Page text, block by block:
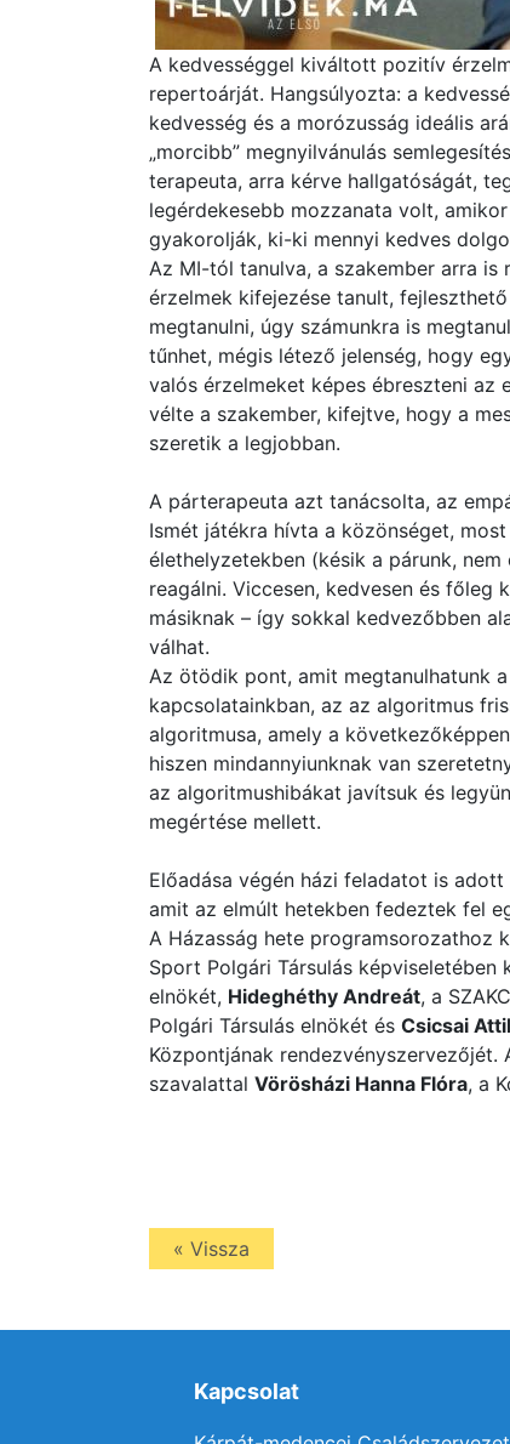
A kedvességgel kiváltott pozitív
repertoárját. Hangsúlyozta: a
kedvesség és a morózusság ideális
„morcibb” megnyilvánulás
terapeuta, arra kérve hallgatóságát,
legérdekesebb mozzanata volt,
gyakorolják, ki-ki mennyi kedves
Az MI-tól tanulva, a szakember arra
érzelmek kifejezése tanult,
megtanulni, úgy számunkra is
tűnhet, mégis létező jelenség, hogy
valós érzelmeket képes ébreszteni az
vélte a szakember, kifejtve, hogy a
szeretik a legjobban.
A párterapeuta azt tanácsolta, az
Ismét játékra hívta a közönséget,
élethelyzetekben (késik a párunk,
reagálni. Viccesen, kedvesen és főleg
másiknak – így sokkal kedvezőbben
válhat.
Az ötödik pont, amit megtanulhatunk
kapcsolatainkban, az az algoritmus
algoritmusa, amely a
hiszen mindannyiunknak van
az algoritmushibákat javítsuk és
megértése mellett.
Előadása végén házi feladatot is
amit az elmúlt hetekben fedeztek fel
A Házasság hete programsorozathoz
Sport Polgári Társulás
elnökét, Hideghéthy Andreát, a
Polgári Társulás elnökét és Csicsai
Központjának
szavalattal Vörösházi Hanna Flóra, a
« Vissza
Kapcsolat